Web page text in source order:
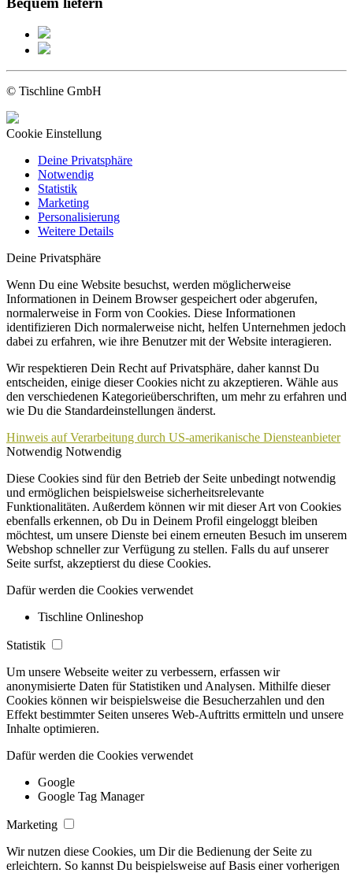
© Tischline GmbH
Cookie Einstellung
Deine Privatsphäre
Notwendig
Statistik
Marketing
Personalisierung
Weitere Details
Deine Privatsphäre
Wenn Du eine Website besuchst, werden möglicherweise
Informationen in Deinem Browser gespeichert oder abgerufen,
normalerweise in Form von Cookies. Diese Informationen
identifizieren Dich normalerweise nicht, helfen Unternehmen jedoch
dabei zu erfahren, wie ihre Benutzer mit der Website interagieren.
Wir respektieren Dein Recht auf Privatsphäre, daher kannst Du
entscheiden, einige dieser Cookies nicht zu akzeptieren. Wähle aus
den verschiedenen Kategorieüberschriften, um mehr zu erfahren und
wie Du die Standardeinstellungen änderst.
Hinweis auf Verarbeitung durch US-amerikanische Diensteanbieter
Notwendig Notwendig
Diese Cookies sind für den Betrieb der Seite unbedingt notwendig
und ermöglichen beispielsweise sicherheitsrelevante
Funktionalitäten. Außerdem können wir mit dieser Art von Cookies
ebenfalls erkennen, ob Du in Deinem Profil eingeloggt bleiben
möchtest, um unsere Dienste bei einem erneuten Besuch im unserem
Webshop schneller zur Verfügung zu stellen. Falls du auf unserer
Seite surfst, akzeptierst du diese Cookies.
Dafür werden die Cookies verwendet
Tischline Onlineshop
Statistik
Um unsere Webseite weiter zu verbessern, erfassen wir
anonymisierte Daten für Statistiken und Analysen. Mithilfe dieser
Cookies können wir beispielsweise die Besucherzahlen und den
Effekt bestimmter Seiten unseres Web-Auftritts ermitteln und unsere
Inhalte optimieren.
Dafür werden die Cookies verwendet
Google
Google Tag Manager
Marketing
Wir nutzen diese Cookies, um Dir die Bedienung der Seite zu
erleichtern. So kannst Du beispielsweise auf Basis einer vorherigen